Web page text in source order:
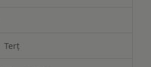
Terț